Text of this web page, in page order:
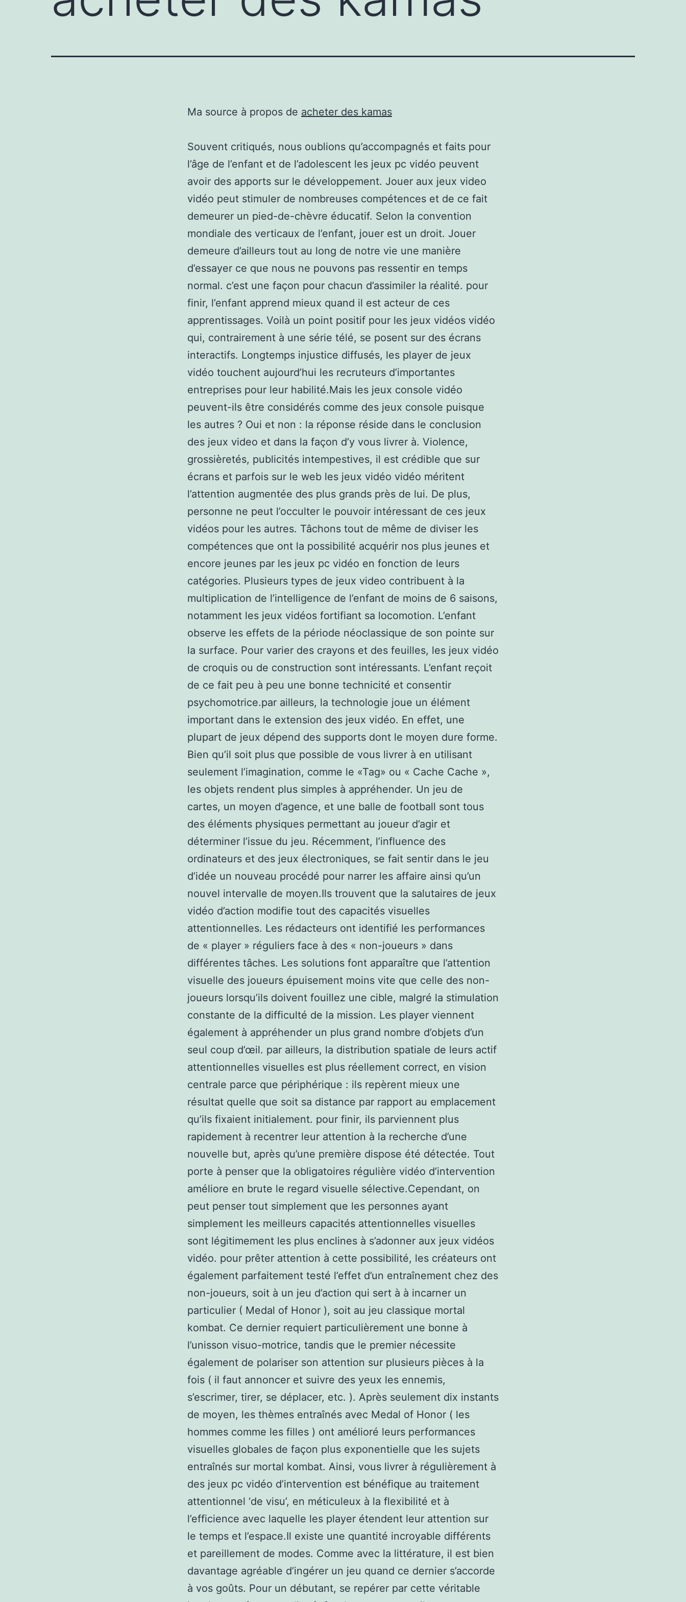
Ma source à propos de acheter des kamas
Souvent critiqués, nous oublions qu’accompagnés et faits pour
l’âge de l’enfant et de l’adolescent les jeux pc vidéo peuvent
avoir des apports sur le développement. Jouer aux jeux video
vidéo peut stimuler de nombreuses compétences et de ce fait
demeurer un pied-de-chèvre éducatif. Selon la convention
mondiale des verticaux de l’enfant, jouer est un droit. Jouer
demeure d’ailleurs tout au long de notre vie une manière
d’essayer ce que nous ne pouvons pas ressentir en temps
normal. c’est une façon pour chacun d’assimiler la réalité. pour
finir, l’enfant apprend mieux quand il est acteur de ces
apprentissages. Voilà un point positif pour les jeux vidéos vidéo
qui, contrairement à une série télé, se posent sur des écrans
interactifs. Longtemps injustice diffusés, les player de jeux
vidéo touchent aujourd’hui les recruteurs d’importantes
entreprises pour leur habilité.Mais les jeux console vidéo
peuvent-ils être considérés comme des jeux console puisque
les autres ? Oui et non : la réponse réside dans le conclusion
des jeux video et dans la façon d’y vous livrer à. Violence,
grossièretés, publicités intempestives, il est crédible que sur
écrans et parfois sur le web les jeux vidéo vidéo méritent
l’attention augmentée des plus grands près de lui. De plus,
personne ne peut l’occulter le pouvoir intéressant de ces jeux
vidéos pour les autres. Tâchons tout de même de diviser les
compétences que ont la possibilité acquérir nos plus jeunes et
encore jeunes par les jeux pc vidéo en fonction de leurs
catégories. Plusieurs types de jeux video contribuent à la
multiplication de l’intelligence de l’enfant de moins de 6 saisons,
notamment les jeux vidéos fortifiant sa locomotion. L’enfant
observe les effets de la période néoclassique de son pointe sur
la surface. Pour varier des crayons et des feuilles, les jeux vidéo
de croquis ou de construction sont intéressants. L’enfant reçoit
de ce fait peu à peu une bonne technicité et consentir
psychomotrice.par ailleurs, la technologie joue un élément
important dans le extension des jeux vidéo. En effet, une
plupart de jeux dépend des supports dont le moyen dure forme.
Bien qu’il soit plus que possible de vous livrer à en utilisant
seulement l’imagination, comme le «Tag» ou « Cache Cache »,
les objets rendent plus simples à appréhender. Un jeu de
cartes, un moyen d’agence, et une balle de football sont tous
des éléments physiques permettant au joueur d’agir et
déterminer l’issue du jeu. Récemment, l’influence des
ordinateurs et des jeux électroniques, se fait sentir dans le jeu
d’idée un nouveau procédé pour narrer les affaire ainsi qu’un
nouvel intervalle de moyen.Ils trouvent que la salutaires de jeux
vidéo d’action modifie tout des capacités visuelles
attentionnelles. Les rédacteurs ont identifié les performances
de « player » réguliers face à des « non-joueurs » dans
différentes tâches. Les solutions font apparaître que l’attention
visuelle des joueurs épuisement moins vite que celle des non-
joueurs lorsqu’ils doivent fouillez une cible, malgré la stimulation
constante de la difficulté de la mission. Les player viennent
également à appréhender un plus grand nombre d’objets d’un
seul coup d’œil. par ailleurs, la distribution spatiale de leurs actif
attentionnelles visuelles est plus réellement correct, en vision
centrale parce que périphérique : ils repèrent mieux une
résultat quelle que soit sa distance par rapport au emplacement
qu’ils fixaient initialement. pour finir, ils parviennent plus
rapidement à recentrer leur attention à la recherche d’une
nouvelle but, après qu’une première dispose été détectée. Tout
porte à penser que la obligatoires régulière vidéo d’intervention
améliore en brute le regard visuelle sélective.Cependant, on
peut penser tout simplement que les personnes ayant
simplement les meilleurs capacités attentionnelles visuelles
sont légitimement les plus enclines à s’adonner aux jeux vidéos
vidéo. pour prêter attention à cette possibilité, les créateurs ont
également parfaitement testé l’effet d’un entraînement chez des
non-joueurs, soit à un jeu d’action qui sert à à incarner un
particulier ( Medal of Honor ), soit au jeu classique mortal
kombat. Ce dernier requiert particulièrement une bonne à
l’unisson visuo-motrice, tandis que le premier nécessite
également de polariser son attention sur plusieurs pièces à la
fois ( il faut annoncer et suivre des yeux les ennemis,
s’escrimer, tirer, se déplacer, etc. ). Après seulement dix instants
de moyen, les thèmes entraînés avec Medal of Honor ( les
hommes comme les filles ) ont amélioré leurs performances
visuelles globales de façon plus exponentielle que les sujets
entraînés sur mortal kombat. Ainsi, vous livrer à régulièrement à
des jeux pc vidéo d’intervention est bénéfique au traitement
attentionnel ‘de visu’, en méticuleux à la flexibilité et à
l’efficience avec laquelle les player étendent leur attention sur
le temps et l’espace.Il existe une quantité incroyable différents
et pareillement de modes. Comme avec la littérature, il est bien
davantage agréable d’ingérer un jeu quand ce dernier s’accorde
à vos goûts. Pour un débutant, se repérer par cette véritable